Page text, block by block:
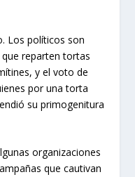
Los políticos son
reparten tortas
y el voto de
por una torta
su primogenitura
organizaciones
que cautivan